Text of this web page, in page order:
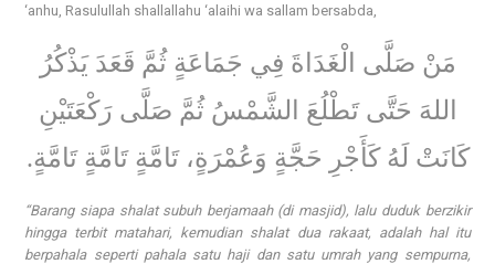
‘anhu, Rasulullah shallallahu ‘alaihi wa sallam bersabda,
مَنْ صَلَّى الْغَدَاةَ فِي جَمَاعَةٍ ثُمَّ قَعَدَ يَذْكُرُ
اللهَ حَتَّى تَطْلُعَ الشَّمْسُ ثُمَّ صَلَّى رَكْعَتَيْنِ
كَانَتْ لَهُ كَأَجْرِ حَجَّةٍ وَعُمْرَةٍ، تَامَّةٍ تَامَّةٍ تَامَّةٍ.
“Barang siapa shalat subuh berjamaah (di masjid), lalu duduk berzikir
hingga terbit matahari, kemudian shalat dua rakaat, adalah hal itu
berpahala seperti pahala satu haji dan satu umrah yang sempurna,